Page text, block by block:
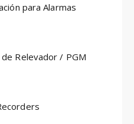
para Alarmas
Relevador / PGM